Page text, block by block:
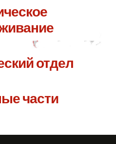
отдел
части